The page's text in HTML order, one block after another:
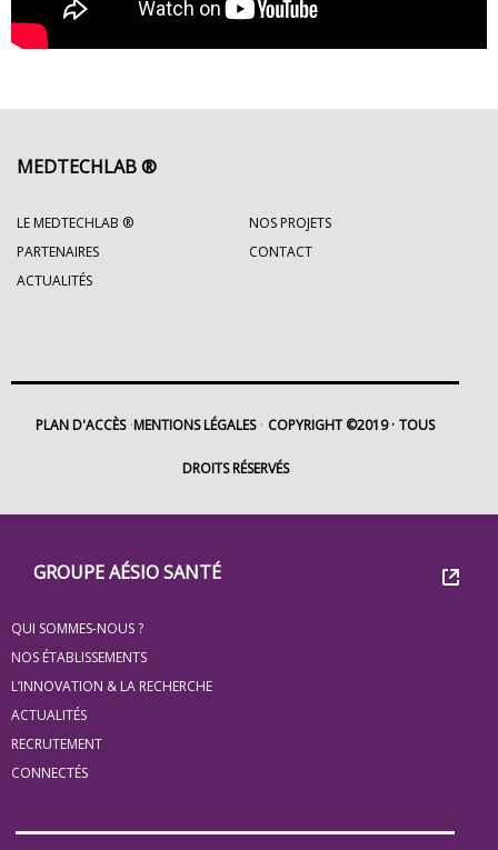
Groupe
Eovi
pour
les
minis
site
GROUPE AÉSIO SANTÉ
QUI SOMMES-NOUS ?
NOS ÉTABLISSEMENTS
L’INNOVATION & LA RECHERCHE
ACTUALITÉS
RECRUTEMENT
CONNECTÉS
MEDTECHLAB ®
LE MEDTECHLAB ®
NOS PROJETS
PARTENAIRES
CONTACT
ACTUALITÉS
PLAN D'ACCÈS MENTIONS LÉGALES COPYRIGHT ©2019 TOUS
DROITS RÉSERVÉS